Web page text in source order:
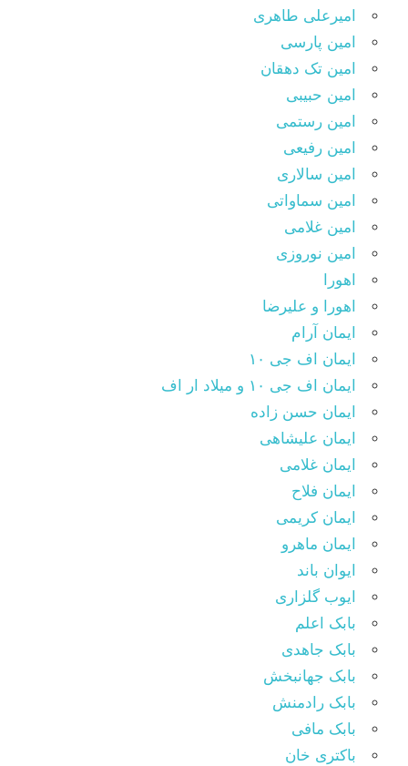
امیرعلی طاهری
امین پارسی
امین تک دهقان
امین حبیبی
امین رستمی
امین رفیعی
امین سالاری
امین سماواتی
امین غلامی
امین نوروزی
اهورا
اهورا و علیرضا
ایمان آرام
ایمان اف جی ۱۰
ایمان اف جی ۱۰ و میلاد ار اف
ایمان حسن زاده
ایمان علیشاهی
ایمان غلامی
ایمان فلاح
ایمان کریمی
ایمان ماهرو
ایوان باند
ایوب گلزاری
بابک اعلم
بابک جاهدی
بابک جهانبخش
بابک رادمنش
بابک مافی
باکتری خان